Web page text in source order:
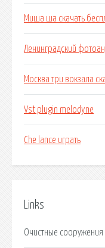
Миша ша скачать
Ленинградский
Москва три вокзала
Vst plugin melodyne
Che lance играть
Links
Очистные сооружения